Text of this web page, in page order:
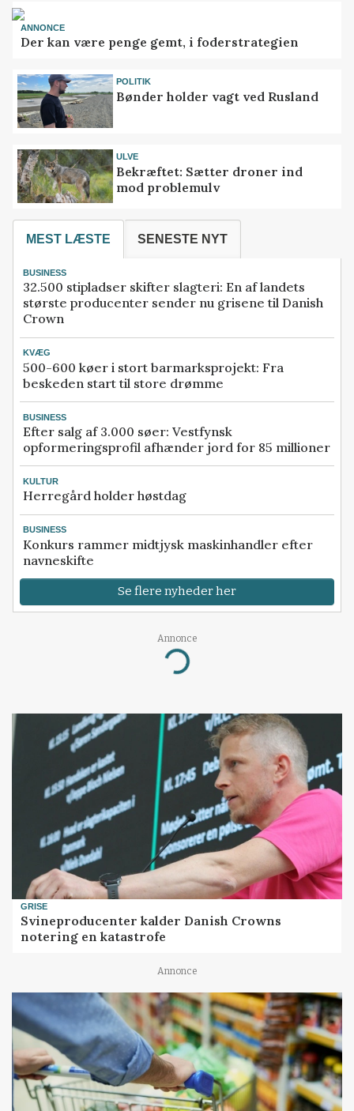
ANNONCE
Der kan være penge gemt, i foderstrategien
POLITIK
Bønder holder vagt ved Rusland
ULVE
Bekræftet: Sætter droner ind
mod problemulv
MEST LÆSTE SENESTE NYT
BUSINESS
32.500 stipladser skifter slagteri: En af landets
største producenter sender nu grisene til Danish
Crown
KVÆG
500-600 køer i stort barmarksprojekt: Fra
beskeden start til store drømme
BUSINESS
Efter salg af 3.000 søer: Vestfynsk
opformeringsprofil afhænder jord for 85 millioner
KULTUR
Herregård holder høstdag
BUSINESS
Konkurs rammer midtjysk maskinhandler efter
navneskifte
Se flere nyheder her
Annonce
Loading...
GRISE
Svineproducenter kalder Danish Crowns
notering en katastrofe
Annonce